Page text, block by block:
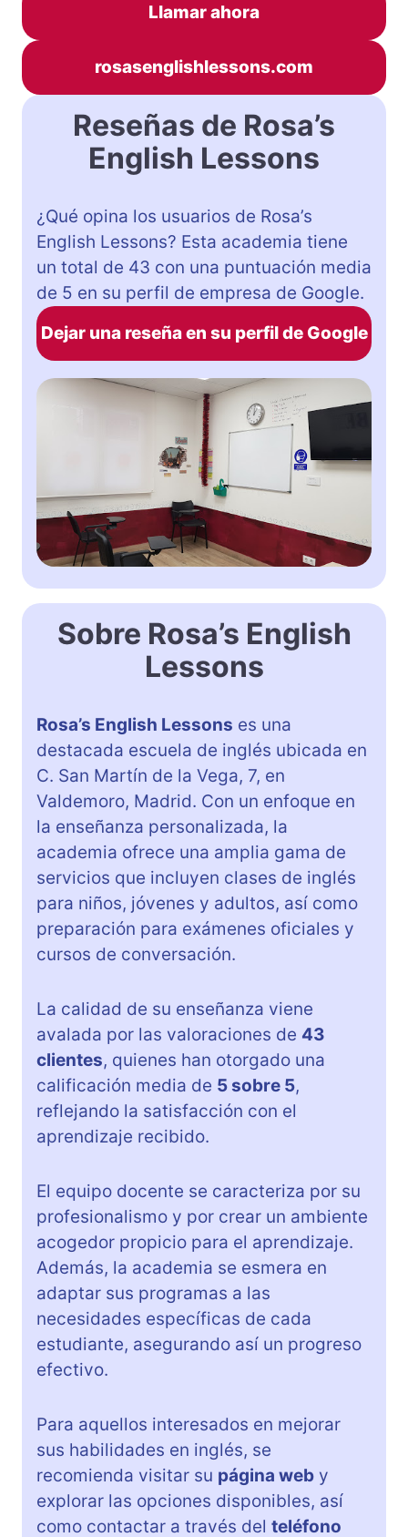
Llamar ahora
rosasenglishlessons.com
Reseñas de Rosa’s
English Lessons
¿Qué opina los usuarios de Rosa’s
English Lessons? Esta academia tiene
un total de 43 con una puntuación media
de 5 en su perfil de empresa de Google.
Dejar una reseña en su perfil de Google
Sobre Rosa’s English
Lessons
Rosa’s English Lessons es una
destacada escuela de inglés ubicada en
C. San Martín de la Vega, 7, en
Valdemoro, Madrid. Con un enfoque en
la enseñanza personalizada, la
academia ofrece una amplia gama de
servicios que incluyen clases de inglés
para niños, jóvenes y adultos, así como
preparación para exámenes oficiales y
cursos de conversación.
La calidad de su enseñanza viene
avalada por las valoraciones de 43
clientes, quienes han otorgado una
calificación media de 5 sobre 5,
reflejando la satisfacción con el
aprendizaje recibido.
El equipo docente se caracteriza por su
profesionalismo y por crear un ambiente
acogedor propicio para el aprendizaje.
Además, la academia se esmera en
adaptar sus programas a las
necesidades específicas de cada
estudiante, asegurando así un progreso
efectivo.
Para aquellos interesados en mejorar
sus habilidades en inglés, se
recomienda visitar su página web y
explorar las opciones disponibles, así
como contactar a través del teléfono